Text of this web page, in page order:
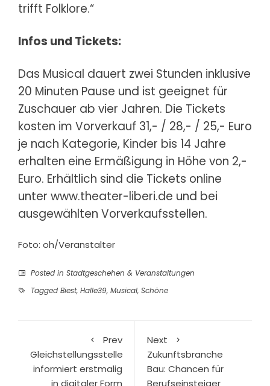
trifft Folklore.“
Infos und Tickets:
Das Musical dauert zwei Stunden inklusive
20 Minuten Pause und ist geeignet für
Zuschauer ab vier Jahren. Die Tickets
kosten im Vorverkauf 31,- / 28,- / 25,- Euro
je nach Kategorie, Kinder bis 14 Jahre
erhalten eine Ermäßigung in Höhe von 2,-
Euro. Erhältlich sind die Tickets online
unter www.theater-liberi.de und bei
ausgewählten Vorverkaufsstellen.
Foto: oh/Veranstalter
Posted in Stadtgeschehen & Veranstaltungen
Tagged Biest, Halle39, Musical, Schöne
Prev
Gleichstellungsstelle
informiert erstmalig
in digitaler Form
Next
Zukunftsbranche
Bau: Chancen für
Berufseinsteiger